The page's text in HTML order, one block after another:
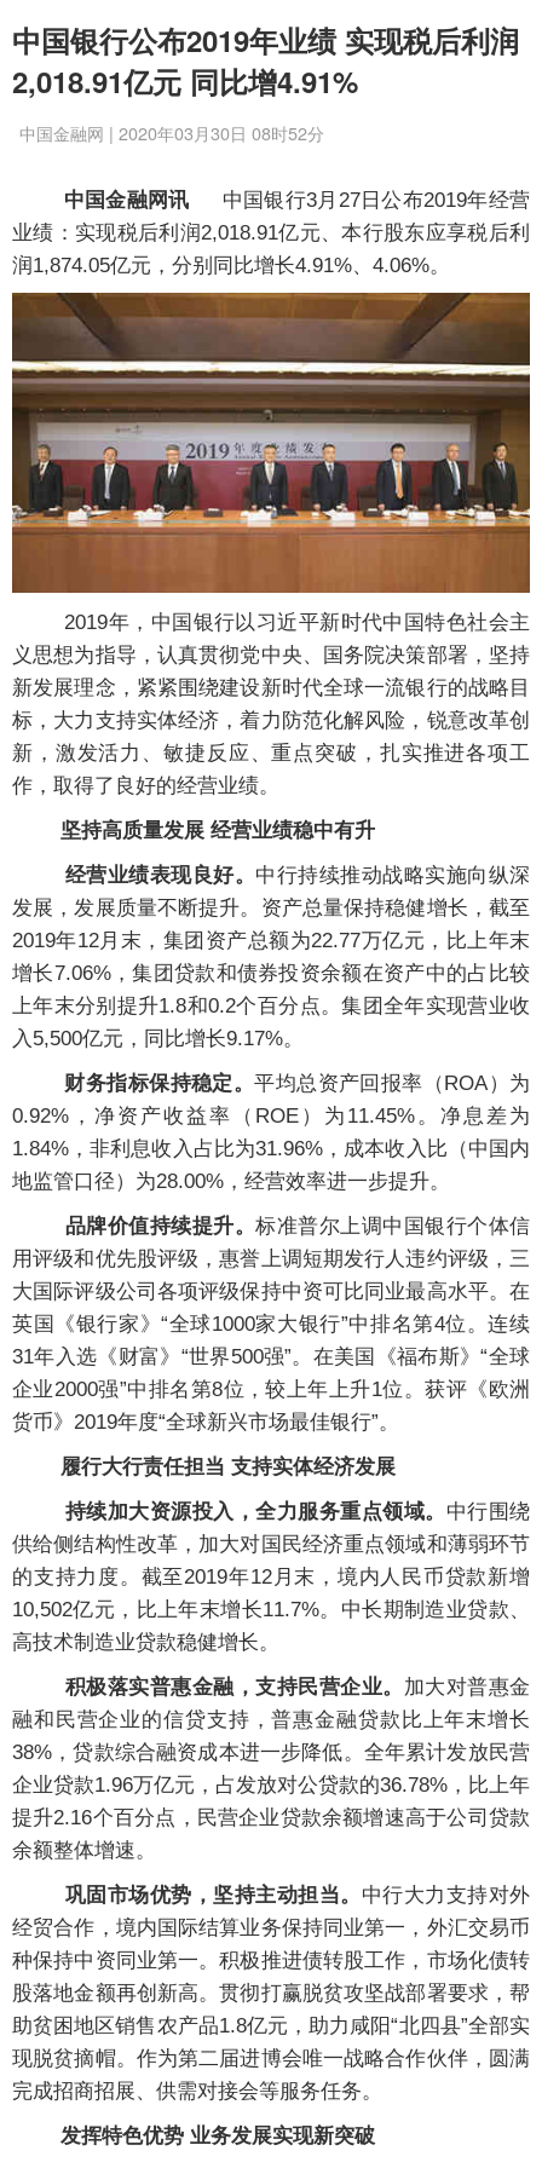
中国银行公布2019年业绩 实现税后利润
2,018.91亿元 同比增4.91%
中国金融网 | 2020年03月30日 08时52分
中国金融网讯
中国银行3月27日公布2019年经营
业绩：实现税后利润2,018.91亿元、本行股东应享税后利
润1,874.05亿元，分别同比增长4.91%、4.06%。
2019年，中国银行以习近平新时代中国特色社会主
义思想为指导，认真贯彻党中央、国务院决策部署，坚持
新发展理念，紧紧围绕建设新时代全球一流银行的战略目
标，大力支持实体经济，着力防范化解风险，锐意改革创
新，激发活力、敏捷反应、重点突破，扎实推进各项工
作，取得了良好的经营业绩。
坚持高质量发展 经营业绩稳中有升
经营业绩表现良好。 中行持续推动战略实施向纵深
发展，发展质量不断提升。资产总量保持稳健增长，截至
2019年12月末，集团资产总额为22.77万亿元，比上年末
增长7.06%，集团贷款和债券投资余额在资产中的占比较
上年末分别提升1.8和0.2个百分点。集团全年实现营业收
入5,500亿元，同比增长9.17%。
财务指标保持稳定。平均总资产回报率（ROA）为
0.92%，净资产收益率（ROE）为11.45%。净息差为
1.84%，非利息收入占比为31.96%，成本收入比（中国内
地监管口径）为28.00%，经营效率进一步提升。
品牌价值持续提升。标准普尔上调中国银行个体信
用评级和优先股评级，惠誉上调短期发行人违约评级，三
大国际评级公司各项评级保持中资可比同业最高水平。在
英国《银行家》“全球1000家大银行”中排名第4位。连续
31年入选《财富》“世界500强”。在美国《福布斯》“全球
企业2000强”中排名第8位，较上年上升1位。获评《欧洲
货币》2019年度“全球新兴市场最佳银行”。
履行大行责任担当 支持实体经济发展
持续加大资源投入，全力服务重点领域。 中行围绕
供给侧结构性改革，加大对国民经济重点领域和薄弱环节
的支持力度。截至2019年12月末，境内人民币贷款新增
10,502亿元，比上年末增长11.7%。中长期制造业贷款、
高技术制造业贷款稳健增长。
积极落实普惠金融，支持民营企业。 加大对普惠金
融和民营企业的信贷支持，普惠金融贷款比上年末增长
38%，贷款综合融资成本进一步降低。全年累计发放民营
企业贷款1.96万亿元，占发放对公贷款的36.78%，比上年
提升2.16个百分点，民营企业贷款余额增速高于公司贷款
余额整体增速。
巩固市场优势，坚持主动担当。 中行大力支持对外
经贸合作，境内国际结算业务保持同业第一，外汇交易币
种保持中资同业第一。积极推进债转股工作，市场化债转
股落地金额再创新高。贯彻打赢脱贫攻坚战部署要求，帮
助贫困地区销售农产品1.8亿元，助力咸阳“北四县”全部实
现脱贫摘帽。作为第二届进博会唯一战略合作伙伴，圆满
完成招商招展、供需对接会等服务任务。
发挥特色优势 业务发展实现新突破